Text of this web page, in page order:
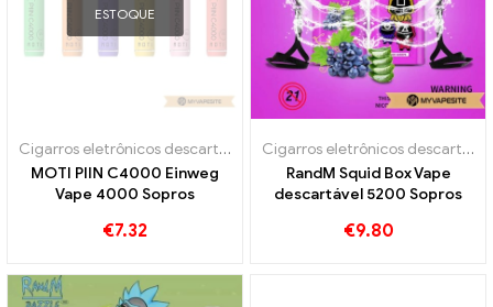
ESTOQUE
Cigarros eletrônicos descartáveis
MOTI PIIN C4000 Einweg
Vape 4000 Sopros
€7.32
Cigarros eletrônicos descartáveis
RandM Squid Box Vape
descartável 5200 Sopros
€9.80